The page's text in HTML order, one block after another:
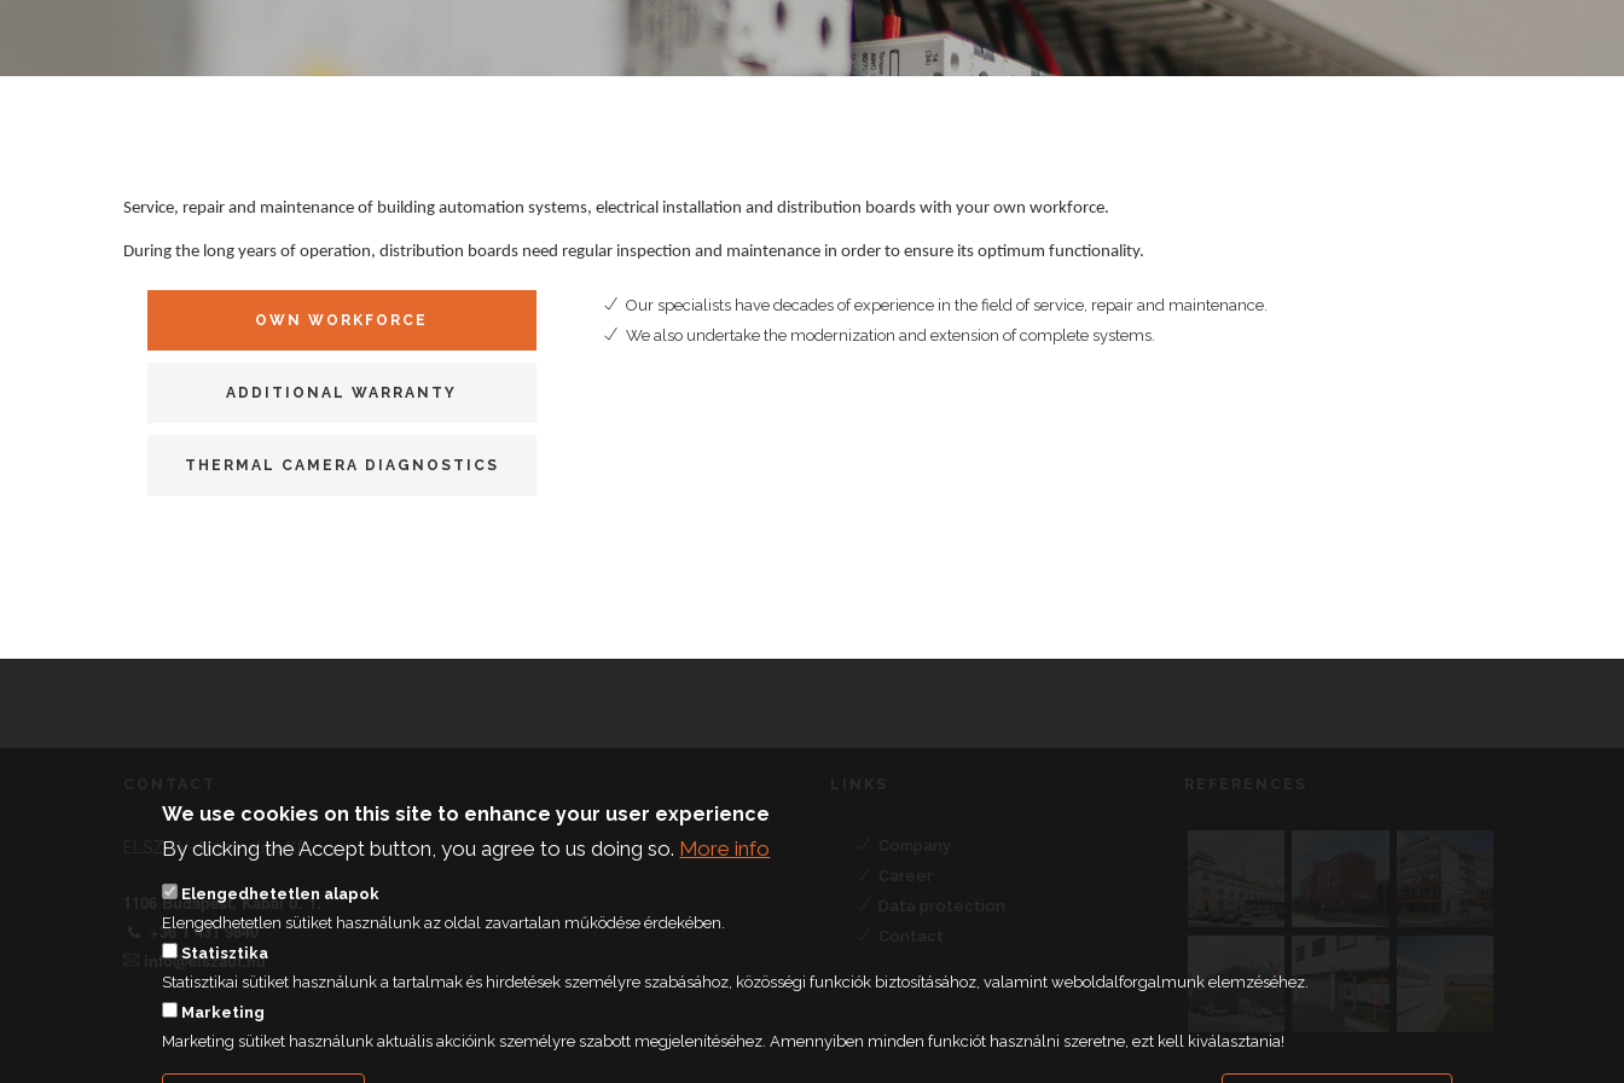
Service, repair and maintenance of building automation systems, electrical installation and distribution boards with your own workforce.
During the long years of operation, distribution boards need regular inspection and maintenance in order to ensure its optimum functionality.
OWN WORKFORCE
ADDITIONAL WARRANTY
THERMAL CAMERA DIAGNOSTICS
Our specialists have decades of experience in the field of service, repair and maintenance.
We also undertake the modernization and extension of complete systems.
ELSZÖV-Automatika Kft.
1106 Budapest, Kabai u. 1.
+36 1 431 9840
info@elszaut.hu
We use cookies on this site to enhance your user experience
By clicking the Accept button, you agree to us doing so. More info
Elengedhetetlen alapok
Elengedhetetlen sütiket használunk az oldal zavartalan működése érdekében.
Statisztika
Statisztikai sütiket használunk a tartalmak és hirdetések személyre szabásához, közösségi funkciók biztosításához, valamint weboldalforgalmunk elemzéséhez.
Marketing
Marketing sütiket használunk aktuális akcióink személyre szabott megjelenítéséhez. Amennyiben minden funkciót használni szeretne, ezt kell kiválasztania!